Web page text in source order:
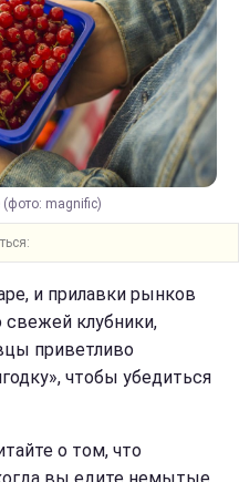
magnific)
и прилавки рынков
клубники,
приветливо
чтобы убедиться
о том, что